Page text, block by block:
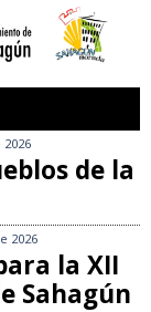
2026
de la
2026
la XII
Sahagún